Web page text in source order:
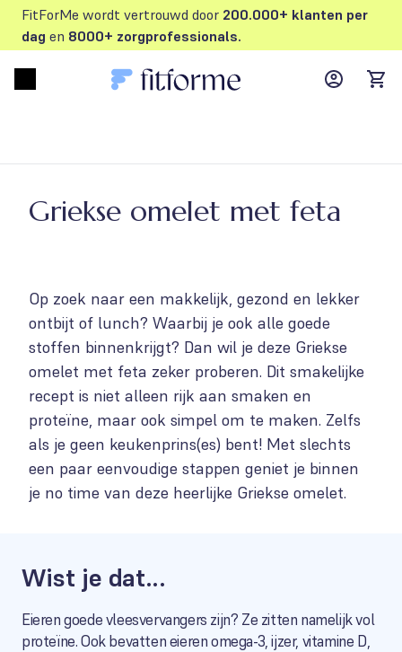
FitForMe wordt vertrouwd door 200.000+ klanten per
dag en 8000+ zorgprofessionals.
MyFFM
Griekse omelet met feta
Op zoek naar een makkelijk, gezond en lekker
ontbijt of lunch? Waarbij je ook alle goede
stoffen binnenkrijgt? Dan wil je deze Griekse
omelet met feta zeker proberen. Dit smakelijke
recept is niet alleen rijk aan smaken en
proteïne, maar ook simpel om te maken. Zelfs
als je geen keukenprins(es) bent! Met slechts
een paar eenvoudige stappen geniet je binnen
je no time van deze heerlijke Griekse omelet.
Wist je dat...
Eieren goede vleesvervangers zijn? Ze zitten namelijk vol
proteïne. Ook bevatten eieren omega-3, ijzer, vitamine D,